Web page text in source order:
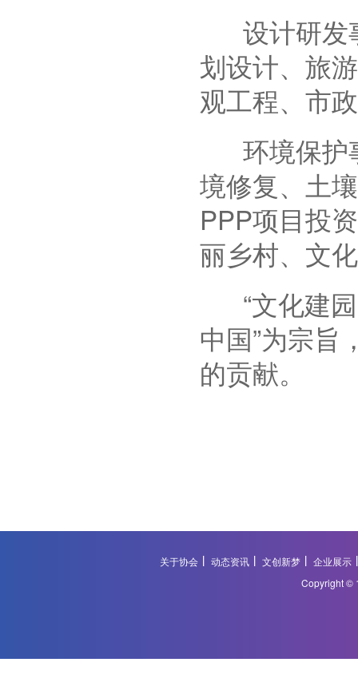
设计研发
划设计、旅
观工程、市
环境保护
境修复、土
PPP项目投
丽乡村、文
“文化建园
中国”为宗旨
的贡献。
关于协会 动态资讯 文创新梦
企业展示
Copyright ©